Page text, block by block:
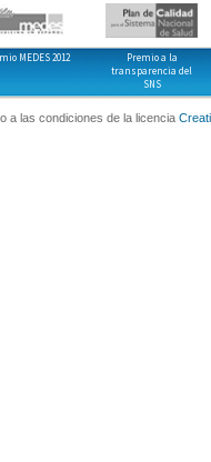
MEDES 2012
Premio a la
transparencia del
SNS
a las condiciones de la licencia